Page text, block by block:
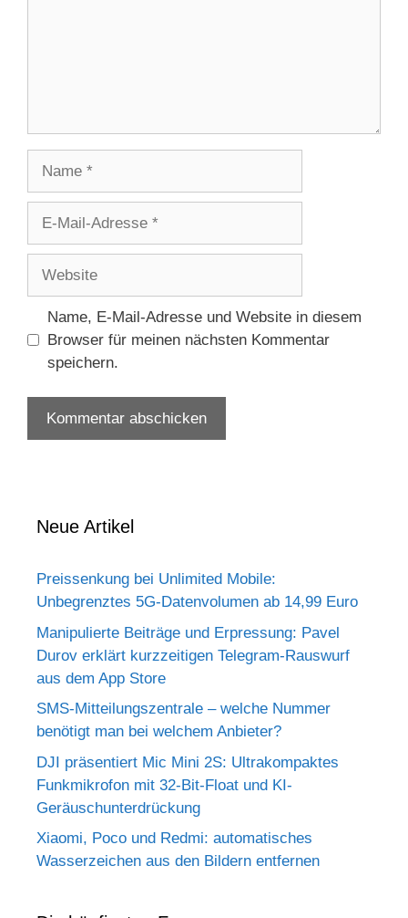
Adresse
Name, E-Mail-Adresse und Website in diesem
Browser für meinen nächsten Kommentar
speichern.
Neue Artikel
Preissenkung bei Unlimited Mobile:
Unbegrenztes 5G-Datenvolumen ab 14,99 Euro
Manipulierte Beiträge und Erpressung: Pavel
Durov erklärt kurzzeitigen Telegram-Rauswurf
aus dem App Store
SMS-Mitteilungszentrale – welche Nummer
benötigt man bei welchem Anbieter?
DJI präsentiert Mic Mini 2S: Ultrakompaktes
Funkmikrofon mit 32-Bit-Float und KI-
Geräuschunterdrückung
Xiaomi, Poco und Redmi: automatisches
Wasserzeichen aus den Bildern entfernen